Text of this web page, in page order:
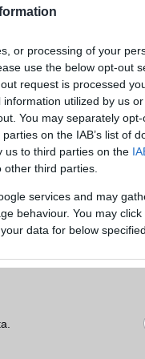
or processing of your
use the below opt-out
request is processed
utilized by us
You may separately
on the IAB’s list of
us to third parties on the
third parties.
services and may
behaviour. You may
data for below
es év telefonja díját.